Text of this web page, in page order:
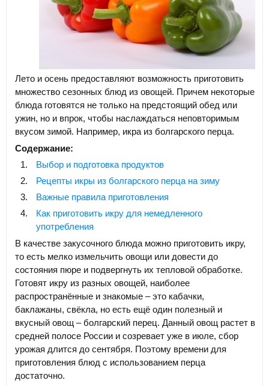
Лето и осень предоставляют возможность приготовить
множество сезонных блюд из овощей. Причем некоторые
блюда готовятся не только на предстоящий обед или
ужин, но и впрок, чтобы наслаждаться неповторимым
вкусом зимой. Например, икра из болгарского перца.
Содержание:
Выбор и подготовка продуктов
Рецепты икры из болгарского перца на зиму
Важные правила приготовления
Как приготовить икру для немедленного
употребления
В качестве закусочного блюда можно приготовить икру,
то есть мелко измельчить овощи или довести до
состояния пюре и подвергнуть их тепловой обработке.
Готовят икру из разных овощей, наиболее
распространённые и знакомые – это кабачки,
баклажаны, свёкла, но есть ещё один полезный и
вкусный овощ – болгарский перец. Данный овощ растет в
средней полосе России и созревает уже в июле, сбор
урожая длится до сентября. Поэтому времени для
приготовления блюд с использованием перца
достаточно.